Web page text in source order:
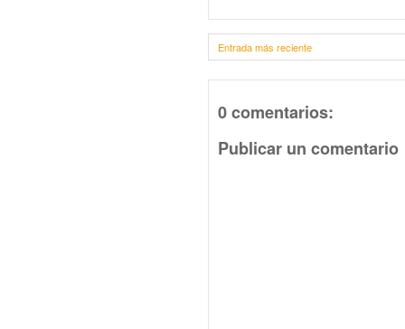
Entrada más reciente
0 comentarios:
Publicar un comentario